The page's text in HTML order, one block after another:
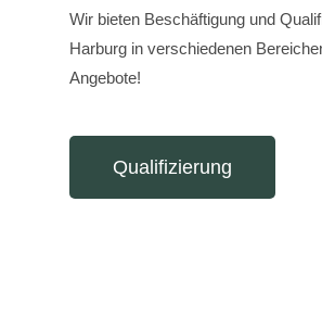
Wir bieten Beschäftigung und
Harburg in verschiedenen
Angebote!
Qualifizierung